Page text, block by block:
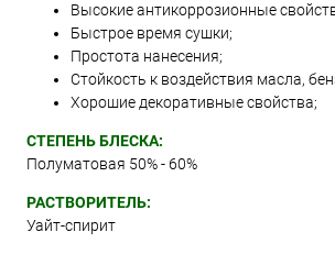
Высокие антикоррозионные
Быстрое время сушки;
Простота нанесения;
Стойкость к воздействия масла,
Хорошие декоративные свойства;
СТЕПЕНЬ БЛЕСКА:
Полуматовая 50% - 60%
РАСТВОРИТЕЛЬ:
Уайт-спирит